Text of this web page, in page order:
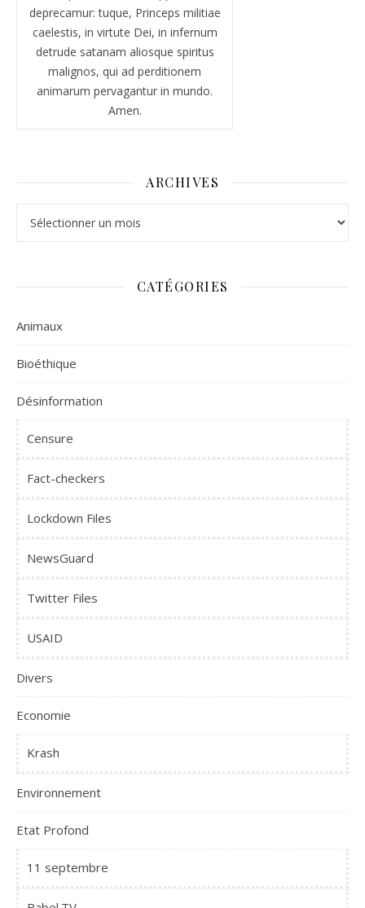
deprecamur: tuque, Princeps militiae
caelestis, in virtute Dei, in infernum
detrude satanam aliosque spiritus
malignos, qui ad perditionem
animarum pervagantur in mundo.
Amen.
ARCHIVES
CATÉGORIES
Animaux
Bioéthique
Désinformation
Censure
Fact-checkers
Lockdown Files
NewsGuard
Twitter Files
USAID
Divers
Economie
Krash
Environnement
Etat Profond
11 septembre